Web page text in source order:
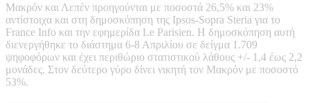
Μακρόν και Λεπέν προηγούνται με ποσοστά 26,5% και 23%
αντίστοιχα και στη δημοσκόπηση της Ipsos-Sopra Steria για το
France Info και την εφημερίδα Le Parisien. Η δημοσκόπηση αυτή
διενεργήθηκε το διάστημα 6-8 Απριλίου σε δείγμα 1.709
ψηφοφόρων και έχει περιθώριο στατιστικού λάθους +/- 1,4 έως 2,2
μονάδες. Στον δεύτερο γύρο δίνει νικητή τον Μακρόν με ποσοστό
53%.